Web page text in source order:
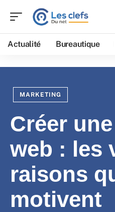
Actualité Bureautique
MARKETING
Créer
web : les
raisons
motivent